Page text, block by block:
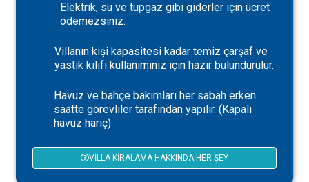
Elektrik, su ve tüpgaz gibi giderler için ücret
ödemezsiniz.
Villanın kişi kapasitesi kadar temiz çarşaf ve
yastık kılıfı kullanımınız için hazır bulundurulur.
Havuz ve bahçe bakımları her sabah erken
saatte görevliler tarafından yapılır. (Kapalı
havuz hariç)
VILLA KIRALAMA HAKKINDA HER ŞEY